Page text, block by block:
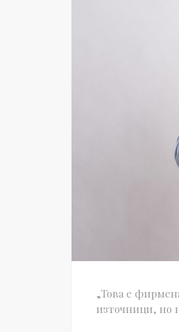
„Това е
източници, но